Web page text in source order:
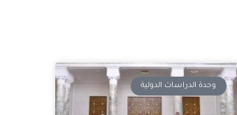
وحدة الدراسات الدولية